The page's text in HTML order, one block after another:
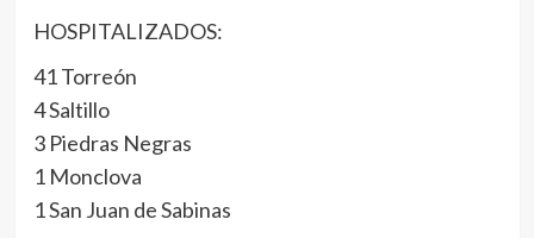
HOSPITALIZADOS:
41 Torreón
4 Saltillo
3 Piedras Negras
1 Monclova
1 San Juan de Sabinas